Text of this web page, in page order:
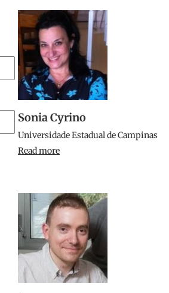
Sonia Cyrino
Universidade Estadual de Campinas
Read more